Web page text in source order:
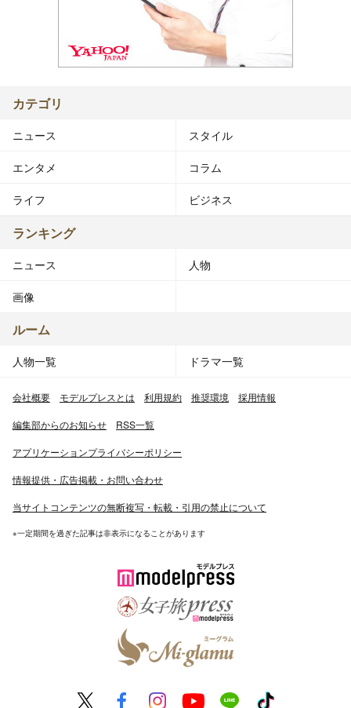
カテゴリ
ニュース スタイル
エンタメ コラム
ライフ ビジネス
ランキング
ニュース 人物
画像
ルーム
人物一覧 ドラマ一覧
会社概要 モデルプレスとは 利用規約 推奨環境 採用情報
編集部からのお知らせ RSS一覧
アプリケーションプライバシーポリシー
情報提供・広告掲載・お問い合わせ
当サイトコンテンツの無断複写・転載・引用の禁止について
※一定期間を過ぎた記事は非表示になることがあります